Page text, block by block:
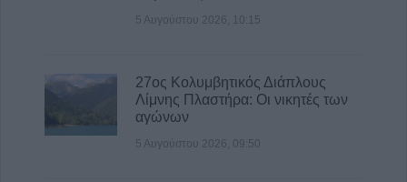
πρώτη φορά στην επιφάνεια του Ήλιου
5 Αυγούστου 2026, 18:15
Επίσκεψη του Υπουργού Υγείας Άδωνι
5 Αυγούστου 2026, 10:15
27ος Κολυμβητικός Διάπλους
Λίμνης Πλαστήρα: Οι νικητές των
αγώνων
5 Αυγούστου 2026, 09:50